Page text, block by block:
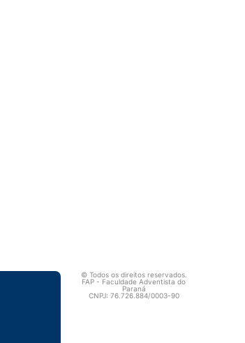
©️ Todos os direitos reservados.
FAP - Faculdade Adventista do
Paraná
CNPJ: 76.726.884/0003-90